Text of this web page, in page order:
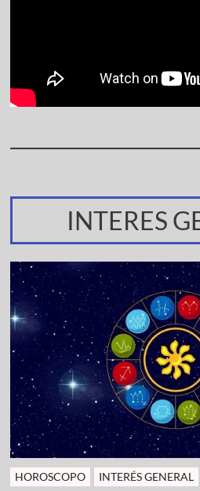
INTERES
HOROSCOPO INTERÉS GENERAL